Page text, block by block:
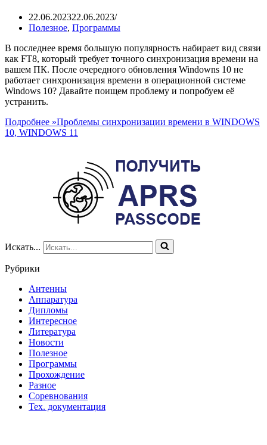
22.06.202322.06.2023
Полезное, Программы
В последнее время большую популярность набирает вид связи
как FT8, который требует точного синхронизация времени на
вашем ПК. После очередного обновления Windowns 10 не
работает синхронизация времени в операционной системе
Windows 10? Давайте поищем проблему и попробуем её
устранить.
Подробнее »Проблемы синхронизации времени в WINDOWS
10, WINDOWS 11
Искать...
Рубрики
Антенны
Аппаратура
Дипломы
Интересное
Литература
Новости
Полезное
Программы
Прохождение
Разное
Соревнования
Тех. документация